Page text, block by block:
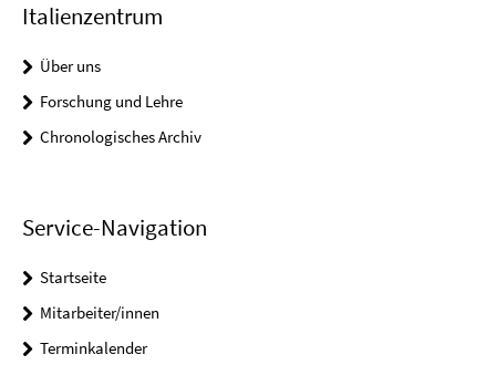
Italienzentrum
Über uns
Forschung und Lehre
Chronologisches Archiv
Service-Navigation
Startseite
Mitarbeiter/innen
Terminkalender